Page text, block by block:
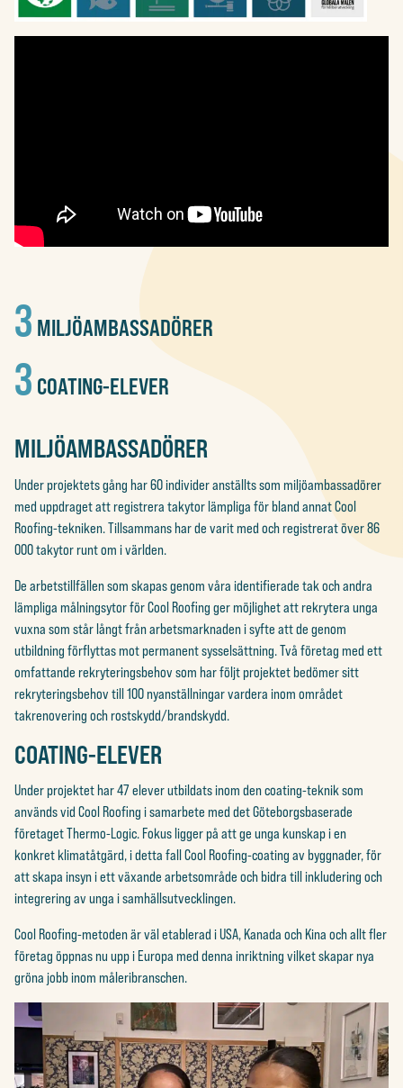
4 MILJÖAMBASSADÖRER
4 COATING-ELEVER
MILJÖAMBASSADÖRER
Under projektets gång har 60 individer anställts som miljöambassadörer
med uppdraget att registrera takytor lämpliga för bland annat Cool
Roofing-tekniken. Tillsammans har de varit med och registrerat över 86
000 takytor runt om i världen.
De arbetstillfällen som skapas genom våra identifierade tak och andra
lämpliga målningsytor för Cool Roofing ger möjlighet att rekrytera unga
vuxna som står långt från arbetsmarknaden i syfte att de genom
utbildning förflyttas mot permanent sysselsättning. Två företag med ett
omfattande rekryteringsbehov som har följt projektet bedömer sitt
rekryteringsbehov till 100 nyanställningar vardera inom området
takrenovering och rostskydd/brandskydd.
COATING-ELEVER
Under projektet har 47 elever utbildats inom den coating-teknik som
används vid Cool Roofing i samarbete med det Göteborgsbaserade
företaget Thermo-Logic. Fokus ligger på att ge unga kunskap i en
konkret klimatåtgärd, i detta fall Cool Roofing-coating av byggnader, för
att skapa insyn i ett växande arbetsområde och bidra till inkludering och
integrering av unga i samhällsutvecklingen.
Cool Roofing-metoden är väl etablerad i USA, Kanada och Kina och allt fler
företag öppnas nu upp i Europa med denna inriktning vilket skapar nya
gröna jobb inom måleribranschen.